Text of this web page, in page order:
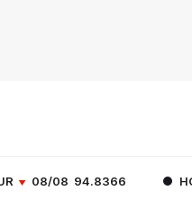
НОВОСТИ ЧАСА